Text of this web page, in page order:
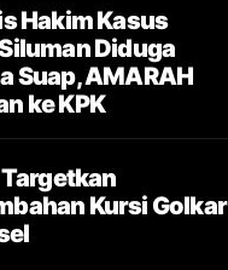
Hakim Kasus
Diduga
Suap, AMARAH
ke KPK
Kursi Golkar